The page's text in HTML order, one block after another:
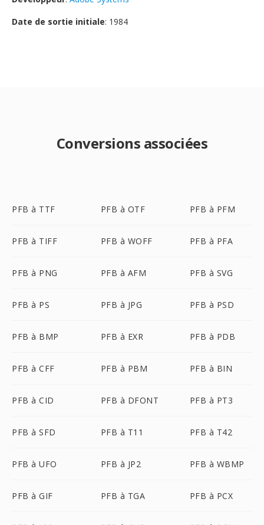
Date de sortie initiale: 1984
Conversions associées
PFB à TTF PFB à OTF PFB à PFM
PFB à TIFF PFB à WOFF PFB à PFA
PFB à PNG PFB à AFM PFB à SVG
PFB à PS PFB à JPG PFB à PSD
PFB à BMP PFB à EXR PFB à PDB
PFB à CFF PFB à PBM PFB à BIN
PFB à CID PFB à DFONT PFB à PT3
PFB à SFD PFB à T11 PFB à T42
PFB à UFO PFB à JP2 PFB à WBMP
PFB à GIF PFB à TGA PFB à PCX